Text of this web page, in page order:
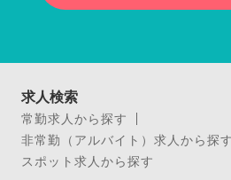
求人検索
常勤求人から探す
非常勤（アルバイト）求人から探す
スポット求人から探す